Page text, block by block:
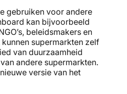
gebruiken voor andere
kan bijvoorbeeld
beleidsmakers en
supermarkten zelf
van duurzaamheid
andere supermarkten.
versie van het